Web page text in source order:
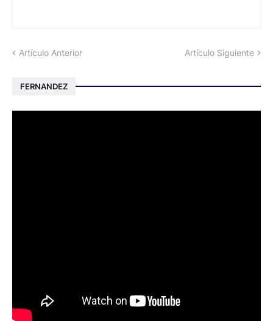
Artículo Anterior Artículo Siguiente
FERNANDEZ